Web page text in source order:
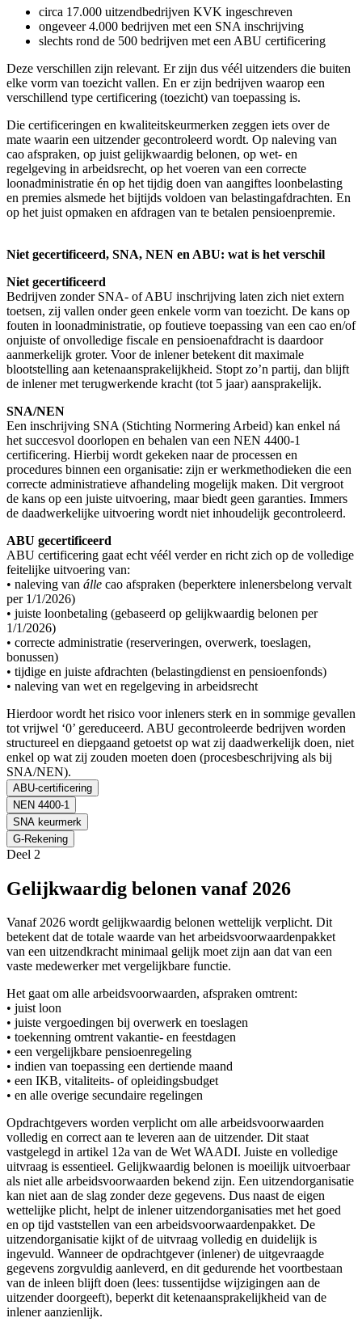
circa 17.000 uitzendbedrijven KVK ingeschreven
ongeveer 4.000 bedrijven met een SNA inschrijving
slechts rond de 500 bedrijven met een ABU certificering
Deze verschillen zijn relevant. Er zijn dus véél uitzenders die buiten
elke vorm van toezicht vallen. En er zijn bedrijven waarop een
verschillend type certificering (toezicht) van toepassing is.
Die certificeringen en kwaliteitskeurmerken zeggen iets over de
mate waarin een uitzender gecontroleerd wordt. Op naleving van
cao afspraken, op juist gelijkwaardig belonen, op wet- en
regelgeving in arbeidsrecht, op het voeren van een correcte
loonadministratie én op het tijdig doen van aangiftes loonbelasting
en premies alsmede het bijtijds voldoen van belastingafdrachten. En
op het juist opmaken en afdragen van te betalen pensioenpremie.
Niet gecertificeerd, SNA, NEN en ABU: wat is het verschil
Niet gecertificeerd
Bedrijven zonder SNA- of ABU inschrijving laten zich niet extern
toetsen, zij vallen onder geen enkele vorm van toezicht. De kans op
fouten in loonadministratie, op foutieve toepassing van een cao en/of
onjuiste of onvolledige fiscale en pensioenafdracht is daardoor
aanmerkelijk groter. Voor de inlener betekent dit maximale
blootstelling aan ketenaansprakelijkheid. Stopt zo’n partij, dan blijft
de inlener met terugwerkende kracht (tot 5 jaar) aansprakelijk.
SNA/NEN
Een inschrijving SNA (Stichting Normering Arbeid) kan enkel ná
het succesvol doorlopen en behalen van een NEN 4400-1
certificering. Hierbij wordt gekeken naar de processen en
procedures binnen een organisatie: zijn er werkmethodieken die een
correcte administratieve afhandeling mogelijk maken. Dit vergroot
de kans op een juiste uitvoering, maar biedt geen garanties. Immers
de daadwerkelijke uitvoering wordt niet inhoudelijk gecontroleerd.
ABU gecertificeerd
ABU certificering gaat echt véél verder en richt zich op de volledige
feitelijke uitvoering van:
• naleving van álle cao afspraken (beperktere inlenersbelong vervalt
per 1/1/2026)
• juiste loonbetaling (gebaseerd op gelijkwaardig belonen per
1/1/2026)
• correcte administratie (reserveringen, overwerk, toeslagen,
bonussen)
• tijdige en juiste afdrachten (belastingdienst en pensioenfonds)
• naleving van wet en regelgeving in arbeidsrecht
Hierdoor wordt het risico voor inleners sterk en in sommige gevallen
tot vrijwel ‘0’ gereduceerd. ABU gecontroleerde bedrijven worden
structureel en diepgaand getoetst op wat zij daadwerkelijk doen, niet
enkel op wat zij zouden moeten doen (procesbeschrijving als bij
SNA/NEN).
ABU-certificering
NEN 4400-1
SNA keurmerk
G-Rekening
Deel 2
Gelijkwaardig belonen vanaf 2026
Vanaf 2026 wordt gelijkwaardig belonen wettelijk verplicht. Dit
betekent dat de totale waarde van het arbeidsvoorwaardenpakket
van een uitzendkracht minimaal gelijk moet zijn aan dat van een
vaste medewerker met vergelijkbare functie.
Het gaat om alle arbeidsvoorwaarden, afspraken omtrent:
• juist loon
• juiste vergoedingen bij overwerk en toeslagen
• toekenning omtrent vakantie- en feestdagen
• een vergelijkbare pensioenregeling
• indien van toepassing een dertiende maand
• een IKB, vitaliteits- of opleidingsbudget
• en alle overige secundaire regelingen
Opdrachtgevers worden verplicht om alle arbeidsvoorwaarden
volledig en correct aan te leveren aan de uitzender. Dit staat
vastgelegd in artikel 12a van de Wet WAADI. Juiste en volledige
uitvraag is essentieel. Gelijkwaardig belonen is moeilijk uitvoerbaar
als niet alle arbeidsvoorwaarden bekend zijn. Een uitzendorganisatie
kan niet aan de slag zonder deze gegevens. Dus naast de eigen
wettelijke plicht, helpt de inlener uitzendorganisaties met het goed
en op tijd vaststellen van een arbeidsvoorwaardenpakket. De
uitzendorganisatie kijkt of de uitvraag volledig en duidelijk is
ingevuld. Wanneer de opdrachtgever (inlener) de uitgevraagde
gegevens zorgvuldig aanleverd, en dit gedurende het voortbestaan
van de inleen blijft doen (lees: tussentijdse wijzigingen aan de
uitzender doorgeeft), beperkt dit ketenaansprakelijkheid van de
inlener aanzienlijk.